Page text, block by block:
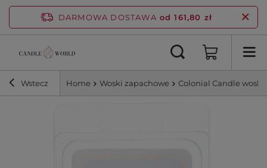
DARMOWA DOSTAWA od 161,80 zł
Wstecz Home Woski zapachowe Colonial Candle wosk